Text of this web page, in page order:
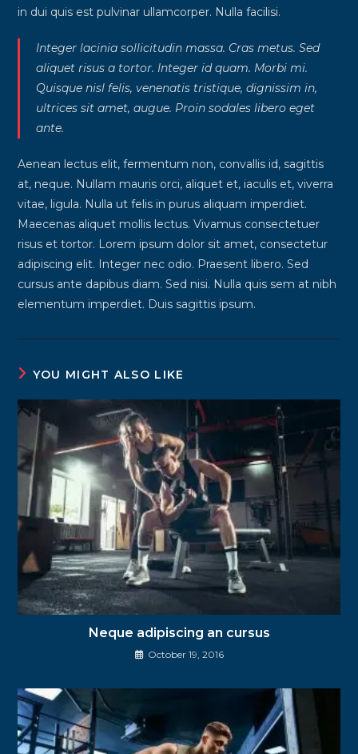
in dui quis est pulvinar ullamcorper. Nulla facilisi.
Integer lacinia sollicitudin massa. Cras metus. Sed
aliquet risus a tortor. Integer id quam. Morbi mi.
Quisque nisl felis, venenatis tristique, dignissim in,
ultrices sit amet, augue. Proin sodales libero eget
ante.
Aenean lectus elit, fermentum non, convallis id, sagittis
at, neque. Nullam mauris orci, aliquet et, iaculis et, viverra
vitae, ligula. Nulla ut felis in purus aliquam imperdiet.
Maecenas aliquet mollis lectus. Vivamus consectetuer
risus et tortor. Lorem ipsum dolor sit amet, consectetur
adipiscing elit. Integer nec odio. Praesent libero. Sed
cursus ante dapibus diam. Sed nisi. Nulla quis sem at nibh
elementum imperdiet. Duis sagittis ipsum.
YOU MIGHT ALSO LIKE
Neque adipiscing an cursus
October 19, 2016